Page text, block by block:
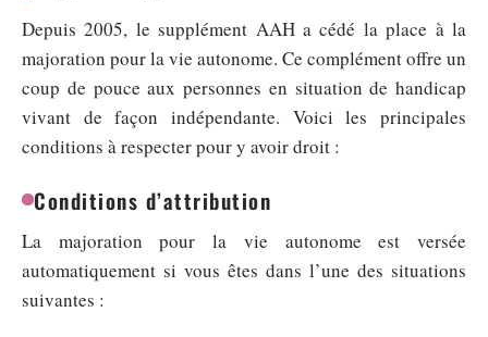
Depuis 2005, le supplément AAH a cédé la place à la
majoration pour la vie autonome. Ce complément offre un
coup de pouce aux personnes en situation de handicap
vivant de façon indépendante. Voici les principales
conditions à respecter pour y avoir droit :
Conditions d’attribution
La majoration pour la vie autonome est versée
automatiquement si vous êtes dans l’une des situations
suivantes :